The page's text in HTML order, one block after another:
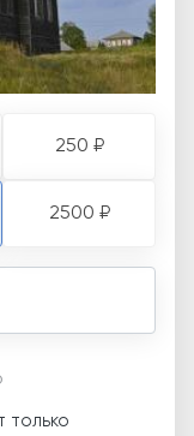
250 ₽
2500 ₽
только